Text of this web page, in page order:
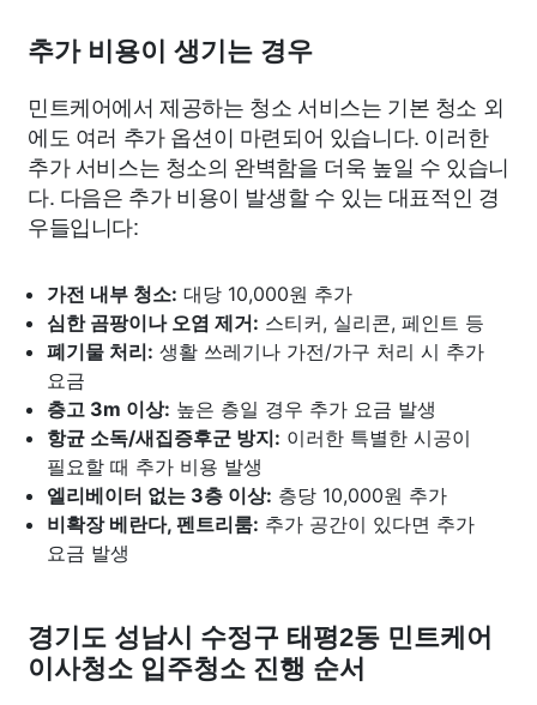
추가 비용이 생기는 경우
민트케어에서 제공하는 청소 서비스는 기본 청소 외
에도 여러 추가 옵션이 마련되어 있습니다. 이러한
추가 서비스는 청소의 완벽함을 더욱 높일 수 있습니
다. 다음은 추가 비용이 발생할 수 있는 대표적인 경
우들입니다:
가전 내부 청소: 대당 10,000원 추가
심한 곰팡이나 오염 제거: 스티커, 실리콘, 페인트 등
폐기물 처리: 생활 쓰레기나 가전/가구 처리 시 추가
요금
층고 3m 이상: 높은 층일 경우 추가 요금 발생
항균 소독/새집증후군 방지: 이러한 특별한 시공이
필요할 때 추가 비용 발생
엘리베이터 없는 3층 이상: 층당 10,000원 추가
비확장 베란다, 펜트리룸: 추가 공간이 있다면 추가
요금 발생
경기도 성남시 수정구 태평2동 민트케어
이사청소 입주청소 진행 순서